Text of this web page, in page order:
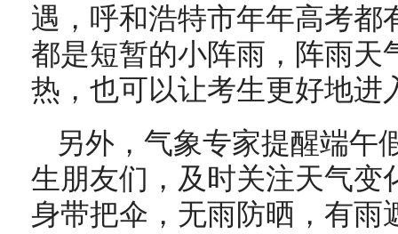
遇，呼和浩特市年年高考都
都是短暂的小阵雨，阵雨天
热，也可以让考生更好地进
另外，气象专家提醒端午
生朋友们，及时关注天气变
身带把伞，无雨防晒，有雨